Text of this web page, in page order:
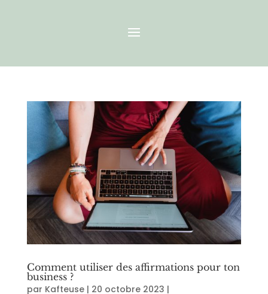
Comment utiliser des affirmations pour ton
business ?
par Kafteuse| 20 octobre 2023 |